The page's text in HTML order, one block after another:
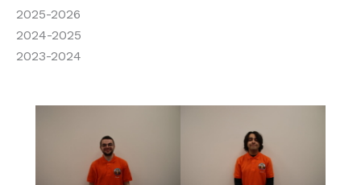
2025-2026
2024-2025
2023-2024